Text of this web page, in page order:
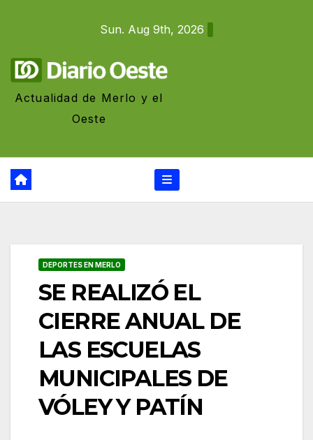
Sun. Aug 9th, 2026
Actualidad de Merlo y el
Oeste
DEPORTES EN MERLO
SE REALIZÓ EL
CIERRE ANUAL DE
LAS ESCUELAS
MUNICIPALES DE
VÓLEY Y PATÍN